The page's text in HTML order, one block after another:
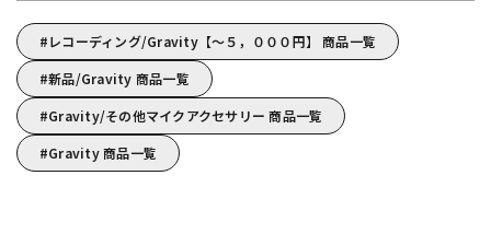
レコーディング/Gravity【～５，０００円】 商品一覧
新品/Gravity 商品一覧
Gravity/その他マイクアクセサリー 商品一覧
Gravity 商品一覧